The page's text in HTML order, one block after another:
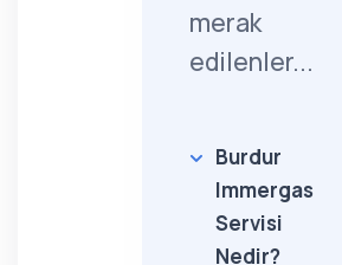
merak
edilenler...
Burdur
Immergas
Servisi
Nedir?